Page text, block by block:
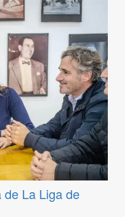
de La Liga de